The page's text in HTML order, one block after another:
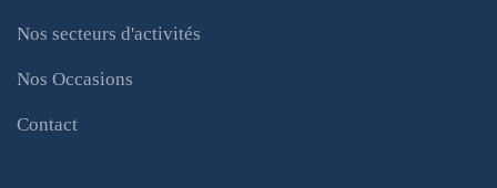
Nos secteurs d'activités
Nos Occasions
Contact